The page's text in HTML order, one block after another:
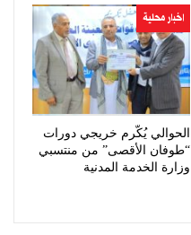
اخبار محلية
الحوالي يُكّرم خريجي دورات
“طوفان الأقصى” من منتسبي
وزارة الخدمة المدنية